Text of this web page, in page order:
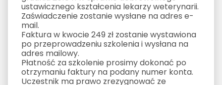
ustawicznego kształcenia lekarzy weterynarii.
Zaświadczenie zostanie wysłane na adres e-
mail.
Faktura w kwocie 249 zł zostanie wystawiona
po przeprowadzeniu szkolenia i wysłana na
adres mailowy.
Płatność za szkolenie prosimy dokonać po
otrzymaniu faktury na podany numer konta.
Uczestnik ma prawo zrezygnować ze